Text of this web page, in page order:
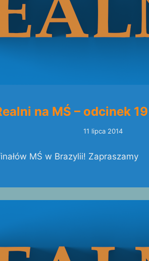
na MŚ – odcinek 19
11 lipca 2014
MŚ w Brazylii! Zapraszamy